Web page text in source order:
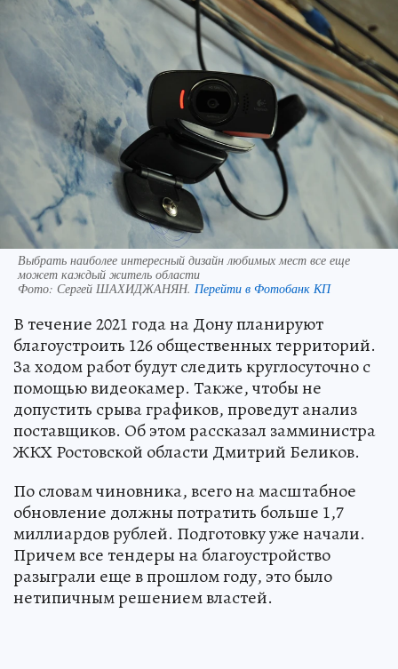
Выбрать наиболее интересный дизайн любимых мест все еще
может каждый житель области
Фото: Сергей ШАХИДЖАНЯН. Перейти в Фотобанк КП
В течение 2021 года на Дону планируют
благоустроить 126 общественных территорий.
За ходом работ будут следить круглосуточно с
помощью видеокамер. Также, чтобы не
допустить срыва графиков, проведут анализ
поставщиков. Об этом рассказал замминистра
ЖКХ Ростовской области Дмитрий Беликов.
По словам чиновника, всего на масштабное
обновление должны потратить больше 1,7
миллиардов рублей. Подготовку уже начали.
Причем все тендеры на благоустройство
разыграли еще в прошлом году, это было
нетипичным решением властей.